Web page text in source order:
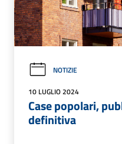
NOTIZIE
10 LUGLIO 2024
Case popolari,
definitiva